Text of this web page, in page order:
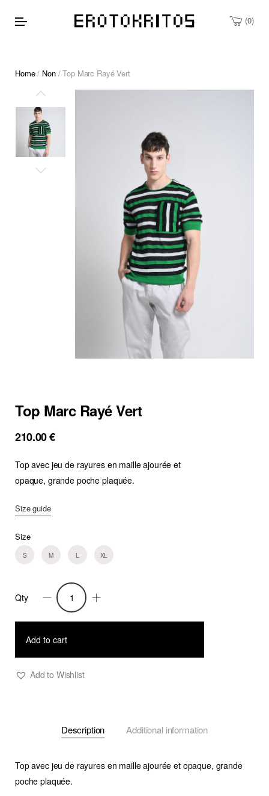
0
Home/ Non/ Top Marc Rayé Vert
Top Marc Rayé Vert
210.00€
Top avec jeu de rayures en maille ajourée et
opaque, grande poche plaquée.
Size guide
Size
S M L XL
Top
Marc
Rayé
Qty
Add to cart
Add to Wishlist
Description Additional information
Top avec jeu de rayures en maille ajourée et opaque, grande
poche plaquée.